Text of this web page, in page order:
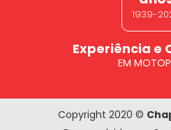
1939-
Experiência e
EM
Copyright 2020 ©